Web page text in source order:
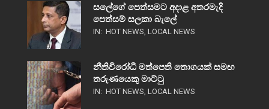
සලේගේ පෙත්සමට අදාළ අතරමැදි
පෙත්සම් සලකා බැලේ
IN: HOT NEWS, LOCAL NEWS
නීතිවිරෝධී මත්පෙති තොගයක් සමඟ
තරුණයෙකු මාට්ටු
IN: HOT NEWS, LOCAL NEWS